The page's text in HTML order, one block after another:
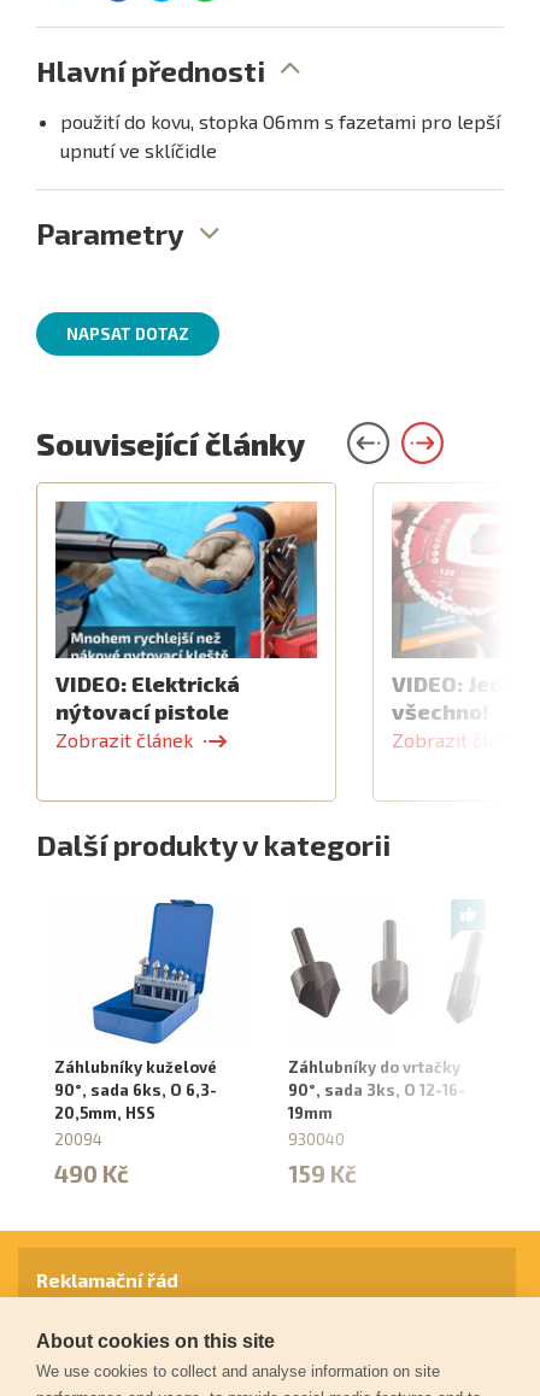
Hlavní přednosti
použití do kovu, stopka O6mm s fazetami pro lepší
upnutí ve sklíčidle
Parametry
NAPSAT DOTAZ
Související články
VIDEO: Elektrická
nýtovací pistole
Zobrazit článek
VIDEO:
všechno!
Zobrazit článek
Další produkty v kategorii
Záhlubníky kuželové
90°, sada 6ks, O 6,3-
20,5mm, HSS
20094
490 Kč
Záhlubníky do vrtačky
90°, sada 3ks, O 12-16-
19mm
930040
159 Kč
Reklamační řád
Záruční podmínky
About cookies on this site
We use cookies to collect and analyse information on site